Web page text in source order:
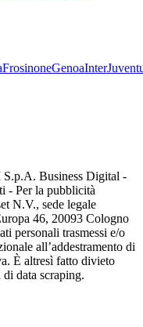
FrosinoneGenoaInter
S.p.A. Business Digital -
- Per la pubblicità
N.V., sede legale
46, 20093 Cologno
personali trasmessi e/o
all’addestramento di
È altresì fatto divieto
data scraping.